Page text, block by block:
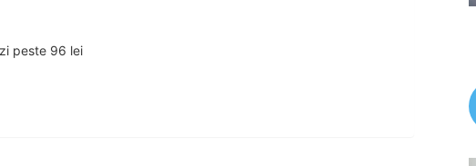
peste 96 lei